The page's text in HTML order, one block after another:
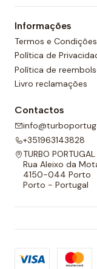
um forro
cordão ajustável
Informações
Termos e Condições
Política de
Política de
Livro reclamações
Contactos
+351963143828
TURBO PORTUGAL
Rua Aleixo da
4150-044 Porto
Porto - Portugal